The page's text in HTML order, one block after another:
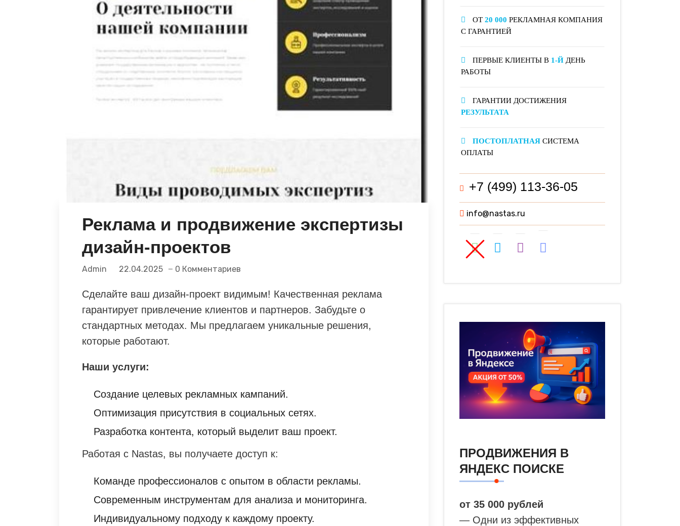
Реклама и продвижение экспертизы
дизайн-проектов
Admin 22.04.2025 0 Комментариев
Сделайте ваш дизайн-проект видимым! Качественная реклама
гарантирует привлечение клиентов и партнеров. Забудьте о
стандартных методах. Мы предлагаем уникальные решения,
которые работают.
Наши услуги:
Создание целевых рекламных кампаний.
Оптимизация присутствия в социальных сетях.
Разработка контента, который выделит ваш проект.
Работая с Nastas, вы получаете доступ к:
Команде профессионалов с опытом в области рекламы.
Современным инструментам для анализа и мониторинга.
Индивидуальному подходу к каждому проекту.
ОТ 20 000 РЕКЛАМНАЯ КОМПАНИЯ
С ГАРАНТИЕЙ
ПЕРВЫЕ КЛИЕНТЫ В 1-Й ДЕНЬ
РАБОТЫ
ГАРАНТИИ ДОСТИЖЕНИЯ
РЕЗУЛЬТАТА
ПОСТОПЛАТНАЯ СИСТЕМА
ОПЛАТЫ
+7 (499) 113-36-05
info@nastas.ru
ПРОДВИЖЕНИЯ В
ЯНДЕКС ПОИСКЕ
от 35 000 рублей
— Одни из эффективных